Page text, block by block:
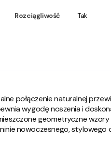
Rozciągliwość Tak
połączenie naturalnej
wygodę noszenia i
geometryczne wzory
nowoczesnego, stylowego